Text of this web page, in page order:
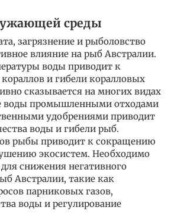
среды
загрязнение и рыболовство
влияние на рыб Австралии.
воды приводит к
и гибели коралловых
сказывается на многих видах
воды промышленными отходами
удобрениями приводит
воды и гибели рыб.
рыбы приводит к сокращению
экосистем. Необходимо
снижения негативного
Австралии, такие как
парниковых газов,
воды и регулирование